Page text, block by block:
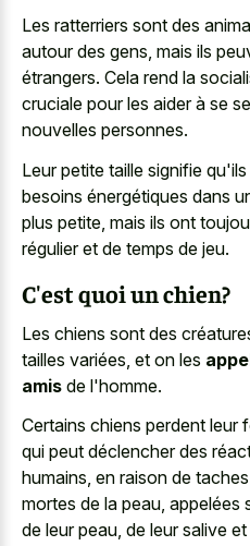
Les ratterriers sont des
autour des gens, mais ils
étrangers. Cela rend la
cruciale pour les aider à se
nouvelles personnes.
Leur petite taille signifie
besoins énergétiques dans
plus petite, mais ils ont
régulier et de temps de jeu.
C'est quoi un chien?
Les chiens sont des
tailles variées, et on les
amis de l'homme.
Certains chiens perdent leur
qui peut déclencher des
humains, en raison de
mortes de la peau, appelées
de leur peau, de leur salive